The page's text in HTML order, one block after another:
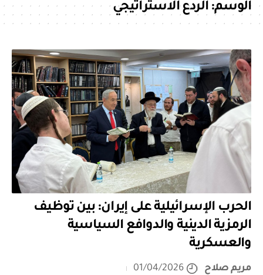
الوسم:الردع الاستراتيجي
الحرب الإسرائيلية على إيران: بين توظيف
الرمزية الدينية والدوافع السياسية
والعسكرية
مريم صلاح
01/04/2026